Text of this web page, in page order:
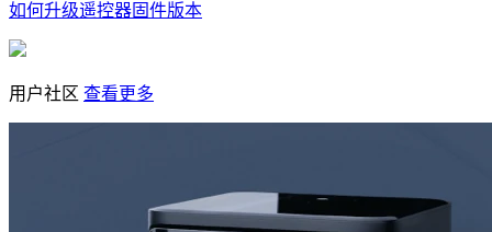
如何升级遥控器固件版本
用户社区 查看更多